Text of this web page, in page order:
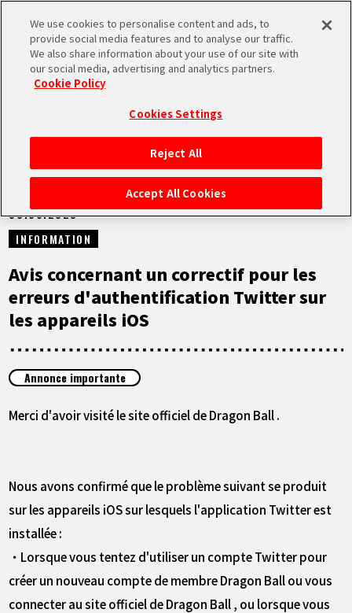
MEN
ACCUEIL
NEWS
À NE PAS MANQUER
VIDÉOS
ARTICLES
À PROPOS
LANGUAGE
JP
EN FR DE ES
NEWS
30.06.2023
INFORMATION
Avis concernant un correctif pour les
erreurs d'authentification Twitter sur
les appareils iOS
Annonce importante
Merci d'avoir visité le site officiel de Dragon Ball .
Nous avons confirmé que le problème suivant se produit
sur les appareils iOS sur lesquels l'application Twitter est
installée :
・Lorsque vous tentez d'utiliser un compte Twitter pour
créer un nouveau compte de membre Dragon Ball ou vous
connecter au site officiel de Dragon Ball , ou lorsque vous
We use cookies to personalise content and ads, to
provide social media features and to analyse our traffic.
We also share information about your use of our site with
our social media, advertising and analytics partners.
Cookie Policy
Cookies Settings
Reject All
Accept All Cookies